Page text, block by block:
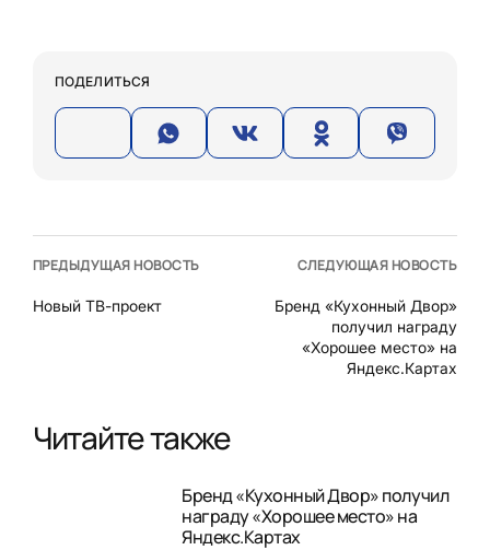
ПОДЕЛИТЬСЯ
ПРЕДЫДУЩАЯ НОВОСТЬ
Новый ТВ-проект
СЛЕДУЮЩАЯ НОВОСТЬ
Бренд «Кухонный Двор»
получил награду
«Хорошее место» на
Яндекс.Картах
Читайте также
Бренд «Кухонный Двор» получил
награду «Хорошее место» на
Яндекс.Картах